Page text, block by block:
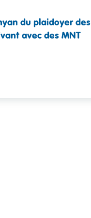
du plaidoyer des
avec des MNT